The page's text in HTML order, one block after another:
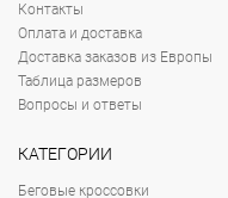
Контакты
Оплата и доставка
Доставка заказов из Европы
Таблица размеров
Вопросы и ответы
КАТЕГОРИИ
Беговые кроссовки